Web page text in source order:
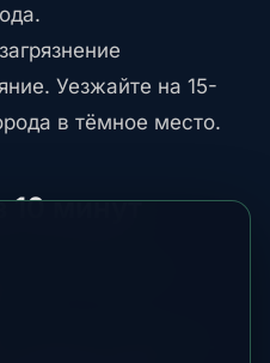
Уезжайте на 15-
в тёмное место.
10 минут
ничего не